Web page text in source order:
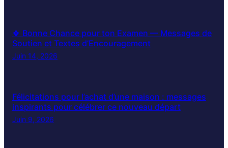
🍀 Bonne Chance pour ton Examen — Messages de
Soutien et Textes d’Encouragement
Juin 14, 2026
Félicitations pour l’achat d’une maison : messages
inspirants pour célébrer ce nouveau départ
Juin 9, 2026